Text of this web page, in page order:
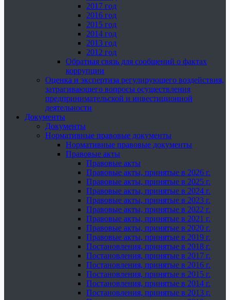
2017 год
2016 год
2015 год
2014 год
2013 год
2012 год
Обратная связь для сообщений о фактах
коррупции
Оценка и экспертиза регулирующего воздействия,
затрагивающего вопросы осуществления
предпринимательской и инвестиционной
деятельности
Документы
Документы
Нормативные правовые документы
Нормативные правовые документы
Правовые акты
Правовые акты
Правовые акты, принятые в 2026 г.
Правовые акты, принятые в 2025 г.
Правовые акты, принятые в 2024 г.
Правовые акты, принятые в 2023 г.
Правовые акты, принятые в 2022 г.
Правовые акты, принятые в 2021 г.
Правовые акты, принятые в 2020 г.
Правовые акты, принятые в 2019 г.
Постановления, принятые в 2018 г.
Постановления, принятые в 2017 г.
Постановления, принятые в 2016 г.
Постановления, принятые в 2015 г.
Постановления, принятые в 2014 г.
Постановления, принятые в 2013 г.